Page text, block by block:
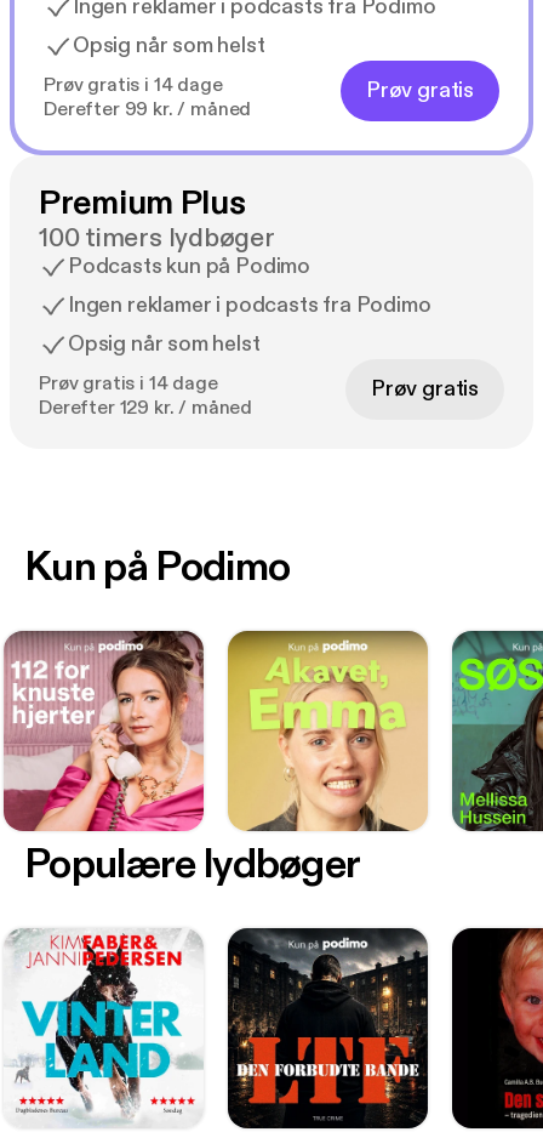
Ingen reklamer i podcasts fra Podimo
Opsig når som helst
Prøv gratis i 14 dage
Derefter 99 kr. / måned
Prøv gratis
Premium Plus
100 timers lydbøger
Podcasts kun på Podimo
Ingen reklamer i podcasts fra Podimo
Opsig når som helst
Prøv gratis i 14 dage
Derefter 129 kr. / måned
Prøv gratis
Kun på Podimo
Populære lydbøger